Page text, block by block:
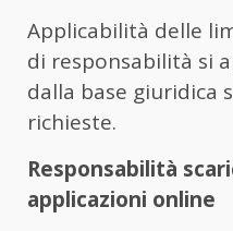
Applicabilità delle
di responsabilità si
dalla base giuridica
richieste.
Responsabilità
applicazioni online